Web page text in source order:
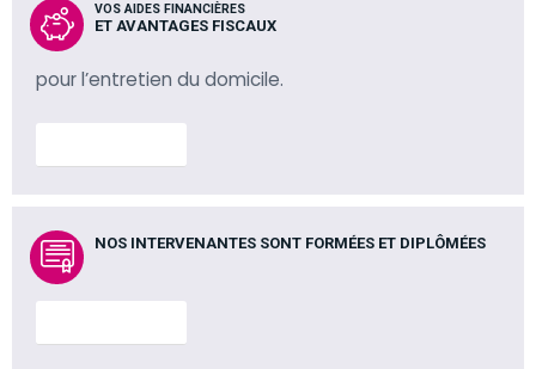
VOS AIDES FINANCIÈRES
ET AVANTAGES FISCAUX
pour l’entretien du domicile.
NOS INTERVENANTES SONT FORMÉES ET DIPLÔMÉES